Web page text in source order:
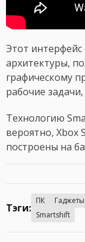
Этот
архитектуры,
графическому
рабочие
Технологию
вероятно, Xbox
построены на
Тэги:
ПК Гаджеты
Smartshift